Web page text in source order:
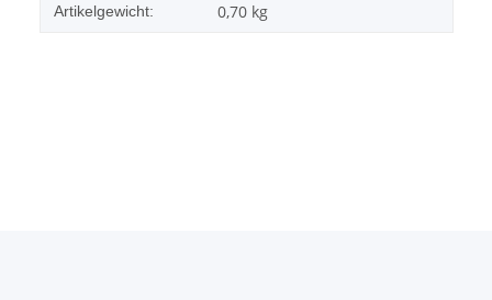
Artikelgewicht: 0,70 kg